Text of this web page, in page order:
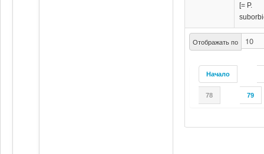
Отображать по
Начало
78 79
[= P.